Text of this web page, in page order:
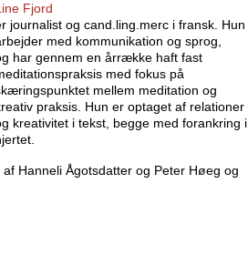
Fjord
journalist og cand.ling.merc i fransk. Hun
med kommunikation og sprog,
har gennem en årrække haft fast
med fokus på
mellem meditation og
praksis. Hun er optaget af relationer
kreativitet i tekst, begge med forankring i
Hanneli Ågotsdatter og Peter Høeg og